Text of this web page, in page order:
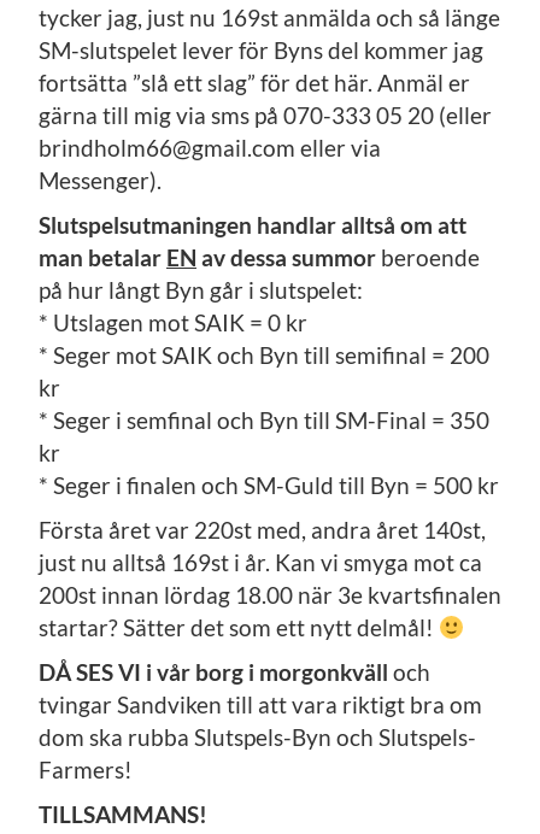
tycker jag, just nu 169st anmälda och så länge
SM-slutspelet lever för Byns del kommer jag
fortsätta ”slå ett slag” för det här. Anmäl er
gärna till mig via sms på 070-333 05 20 (eller
brindholm66@gmail.com eller via
Messenger).
Slutspelsutmaningen handlar alltså om att
man betalar EN av dessa summor beroende
på hur långt Byn går i slutspelet:
* Utslagen mot SAIK = 0 kr
* Seger mot SAIK och Byn till semifinal = 200
kr
* Seger i semfinal och Byn till SM-Final = 350
kr
* Seger i finalen och SM-Guld till Byn = 500 kr
Första året var 220st med, andra året 140st,
just nu alltså 169st i år. Kan vi smyga mot ca
200st innan lördag 18.00 när 3e kvartsfinalen
startar? Sätter det som ett nytt delmål!
DÅ SES VI i vår borg i morgonkväll och
tvingar Sandviken till att vara riktigt bra om
dom ska rubba Slutspels-Byn och Slutspels-
Farmers!
TILLSAMMANS!